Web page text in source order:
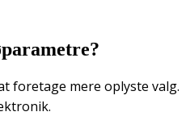
foretage mere oplyste valg.